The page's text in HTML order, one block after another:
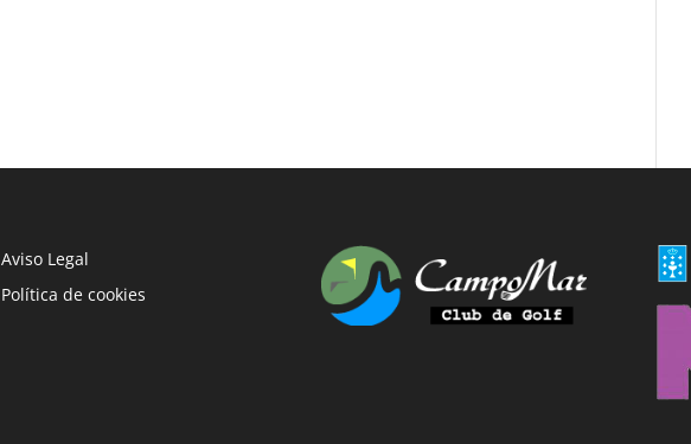
Aviso Legal
Política de cookies